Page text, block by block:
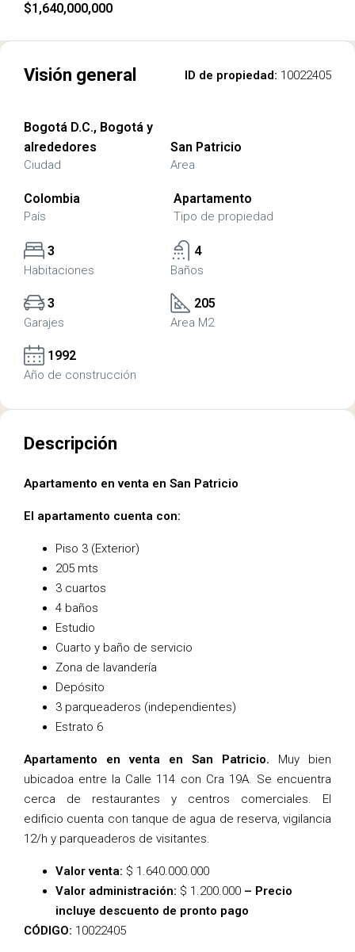
$1,640,000,000
Visión general ID de propiedad: 10022405
Bogotá D.C., Bogotá y
alrededores
Ciudad
San Patricio
Area
Colombia
País
Apartamento
Tipo de propiedad
3
Habitaciones
4
Baños
3
Garajes
205
Area M2
1992
Año de construcción
Descripción
Apartamento en venta en San Patricio
El apartamento cuenta con:
Piso 3 (Exterior)
205 mts
3 cuartos
4 baños
Estudio
Cuarto y baño de servicio
Zona de lavandería
Depósito
3 parqueaderos (independientes)
Estrato 6
Apartamento en venta en San Patricio. Muy bien
ubicadoa entre la Calle 114 con Cra 19A. Se encuentra
cerca de restaurantes y centros comerciales. El
edificio cuenta con tanque de agua de reserva, vigilancia
12/h y parqueaderos de visitantes.
Valor venta: $ 1.640.000.000
Valor administración: $ 1.200.000 – Precio
incluye descuento de pronto pago
CÓDIGO: 10022405